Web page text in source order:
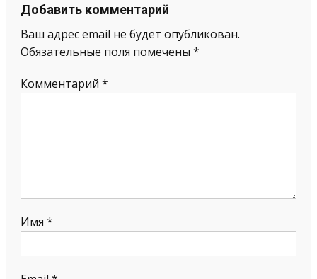
Добавить комментарий
Ваш адрес email не будет опубликован.
Обязательные поля помечены *
Комментарий *
Имя *